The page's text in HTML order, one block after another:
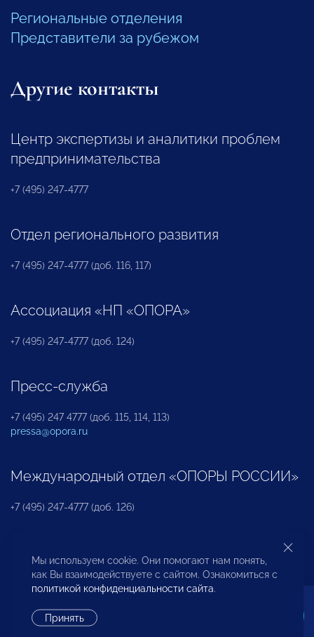
Региональные отделения
Представители за рубежом
Другие контакты
Центр экспертизы и аналитики проблем
предпринимательства
+7 (495) 247-4777
Отдел регионального развития
+7 (495) 247-4777 (доб. 116, 117)
Ассоциация «НП «ОПОРА»
+7 (495) 247-4777 (доб. 124)
Пресс-служба
+7 (495) 247 4777 (доб. 115, 114, 113)
pressa@opora.ru
Международный отдел «ОПОРЫ РОССИИ»
+7 (495) 247-4777 (доб. 126)
Бюро по защите прав предпринимателей и
инвесторов
Мы используем cookie. Они помогают нам понять,
как Вы взаимодействуете с сайтом. Ознакомиться с
политикой конфиденциальности сайта.
Принять